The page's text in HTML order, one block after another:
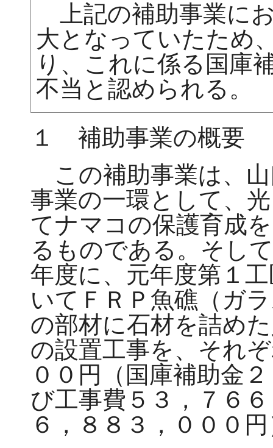
上記の補助事業に
大となっていたため
り、これに係る国庫
不当と認められる。
１ 補助事業の概要
この補助事業は、
事業の一環として、
てナマコの保護育成
るものである。そし
年度に、元年度第１
いてＦＲＰ魚礁（ガ
の部材に石材を詰め
の設置工事を、それ
００円（国庫補助金
び工事費５３，７６
６，８８３，０００